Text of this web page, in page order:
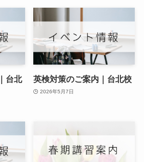
台北
英検対策のご案内｜台北校
2026年5月7日